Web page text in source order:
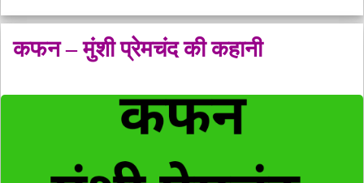
कफन – मुंशी प्रेमचंद की कहानी